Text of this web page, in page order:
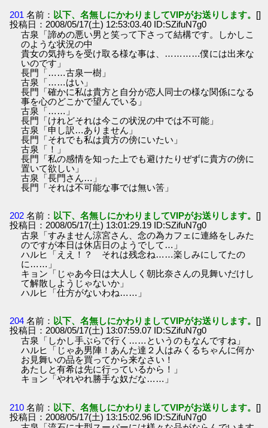
201 名前： 以下、名無しにかわりましてVIPがお送りします。 []
投稿日：2008/05/17(土) 12:53:03.40 ID:SZifuN7g0
古泉「諦めの悪い男と笑って下さって結構です。しかしこ
のような状況の中
貴女の気持ちを受け取る様な事は、…………僕には出来な
いのです」
長門「……古泉一樹」
古泉「……はい」
長門「確かに私は貴方と自分が恋人同士の様な関係になる
事を心のどこかで望んでいる」
古泉「……」
長門「けれどそれは今この状況の中では不可能」
古泉「申し訳…ありません」
長門「それでも私は貴方の傍にいたい」
古泉「！」
長門「私の感情を知った上でも避けたりぜずに貴方の傍に
置いて欲しい」
古泉「長門さん…」
長門「それは不可能な事では無い筈」
202 名前： 以下、名無しにかわりましてVIPがお送りします。 []
投稿日：2008/05/17(土) 13:01:29.19 ID:SZifuN7g0
古泉「すみません涼宮さん、念の為カフェに連絡をしみた
のですが本日は休店日のようでして…」
ハルヒ「ええ！？ それは残念ね……楽しみにしてたの
に……」
キョン「じゃあ今日は大人しく朝比奈さんの見舞いだけし
て解散しようじゃないか」
ハルヒ「仕方がないわね……」
204 名前： 以下、名無しにかわりましてVIPがお送りします。 []
投稿日：2008/05/17(土) 13:07:59.07 ID:SZifuN7g0
古泉「しかし手ぶらで行く……というのもなんですね」
ハルヒ「じゃあ男陣！あんた達２人はみくるちゃんに何か
お見舞いの品を買ってから来なさい！
あたしと有希は先に行っているから！」
キョン「やれやれ勝手な奴だな……」
210 名前： 以下、名無しにかわりましてVIPがお送りします。 []
投稿日：2008/05/17(土) 13:15:02.96 ID:SZifuN7g0